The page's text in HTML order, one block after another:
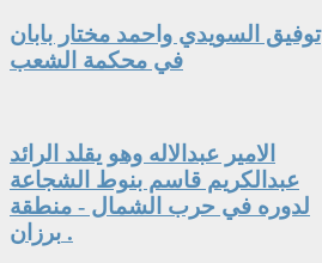
توفيق السويدي واحمد مختار بابان
في محكمة الشعب
الامير عبدالاله وهو يقلد الرائد
عبدالكريم قاسم بنوط الشجاعة
لدوره في حرب الشمال - منطقة
برزان .